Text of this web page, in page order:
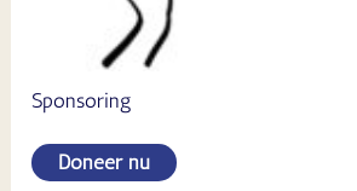
Sponsoring
Doneer nu